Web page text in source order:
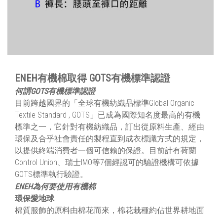
ENEH有機棉取得 GOTS有機標準認證
何謂GOTS有機標準認證
目前跨越國界的「全球有機紡織品標準Global Organic
Textile Standard , GOTS」已成為國際知名度最高的有機
標準之一，它針對有機紡織品，訂出從原料生產、經由
環保及合乎社會責任的製程直到成衣標識方式的規定，
以提供終端消費者一個可信賴的保證。目前計有荷蘭
Control Union、瑞士IMO等7個經認可的驗證機構可依據
GOTS標準執行驗證。
ENEH為何要使用有機棉
環保愛地球
棉質服飾的原料由棉花而來，棉花栽種約佔世界耕地面